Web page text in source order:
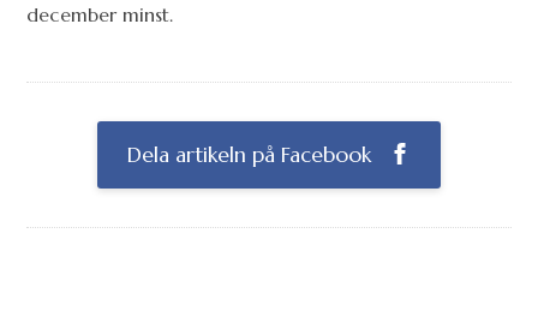
december minst.
Dela artikeln på Facebook